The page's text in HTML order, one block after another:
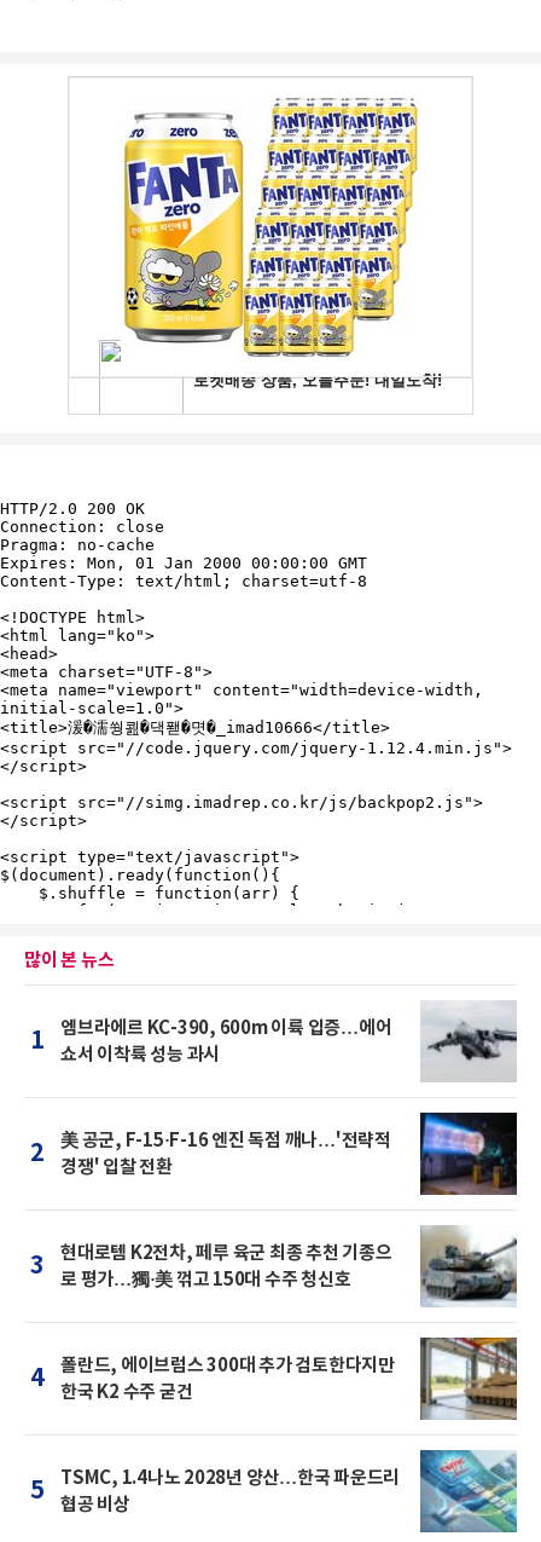
많이 본 뉴스
1
엠브라에르 KC-390, 600m 이륙 입증…에어
쇼서 이착륙 성능 과시
2
美 공군, F-15·F-16 엔진 독점 깨나…'전략적
경쟁' 입찰 전환
3
현대로템 K2전차, 페루 육군 최종 추천 기종으
로 평가…獨·美 꺾고 150대 수주 청신호
4
폴란드, 에이브럼스 300대 추가 검토한다지만
한국 K2 수주 굳건
5
TSMC, 1.4나노 2028년 양산…한국 파운드리
협공 비상